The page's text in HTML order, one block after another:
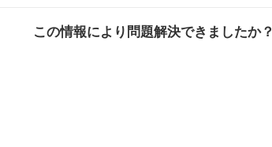
この情報により問題解決できましたか？